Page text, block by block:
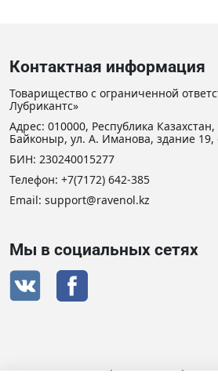
Контактная информация
Товарищество с ограниченной
Лубрикантс»
Адрес: 010000, Республика
Байконыр, ул. А. Иманова, здание 19,
БИН: 230240015277
Телефон: +7(7172) 642-385
Email: support@ravenol.kz
Мы в социальных сетях
Сертификат